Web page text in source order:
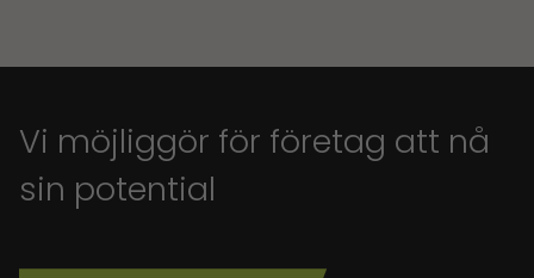
Vi möjliggör för företag att nå
sin potential